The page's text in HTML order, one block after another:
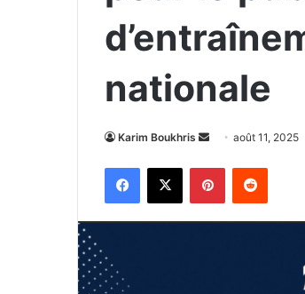
nationale
Karim Boukhris
Envoyer
courriel
août 11, 2025
Facebook
X PinterestReddit